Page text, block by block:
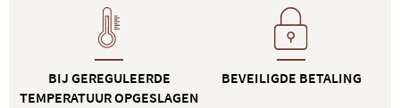
BIJ GEREGULEERDE
TEMPERATUUR OPGESLAGEN
BEVEILIGDE BETALING